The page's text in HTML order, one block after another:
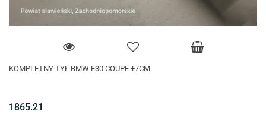
KOMPLETNY TYŁ BMW E30 COUPE +7CM
1865.21